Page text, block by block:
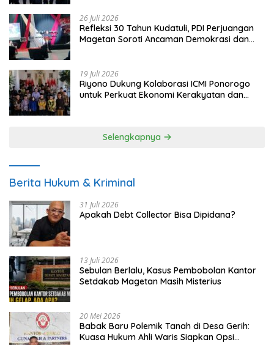
26 Juli 2026
Refleksi 30 Tahun Kudatuli, PDI Perjuangan
Magetan Soroti Ancaman Demokrasi dan
19 Juli 2026
Riyono Dukung Kolaborasi ICMI Ponorogo
untuk Perkuat Ekonomi Kerakyatan dan
Selengkapnya
Berita Hukum & Kriminal
31 Juli 2026
Apakah Debt Collector Bisa Dipidana?
13 Juli 2026
Sebulan Berlalu, Kasus Pembobolan Kantor
Setdakab Magetan Masih Misterius
20 Mei 2026
Babak Baru Polemik Tanah di Desa Gerih:
Kuasa Hukum Ahli Waris Siapkan Opsi